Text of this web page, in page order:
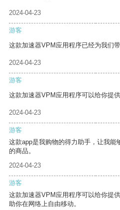
2024-04-23
游客
这款加速器VPM应用程序已经为我们
2024-04-23
游客
这款加速器VPM应用程序可以给你提
2024-04-23
游客
这款app是我购物的得力助手，让我
的商品。
2024-04-23
游客
这款加速器VPM应用程序可以给你提
助你在网络上自由移动。